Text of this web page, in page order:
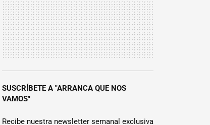
SUSCRÍBETE A "ARRANCA QUE NOS
VAMOS"
Recibe nuestra newsletter semanal exclusiva